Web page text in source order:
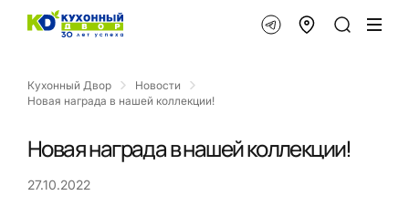
Кухонный Двор
Новости
Новая награда в нашей коллекции!
Новая награда в нашей коллекции!
27.10.2022